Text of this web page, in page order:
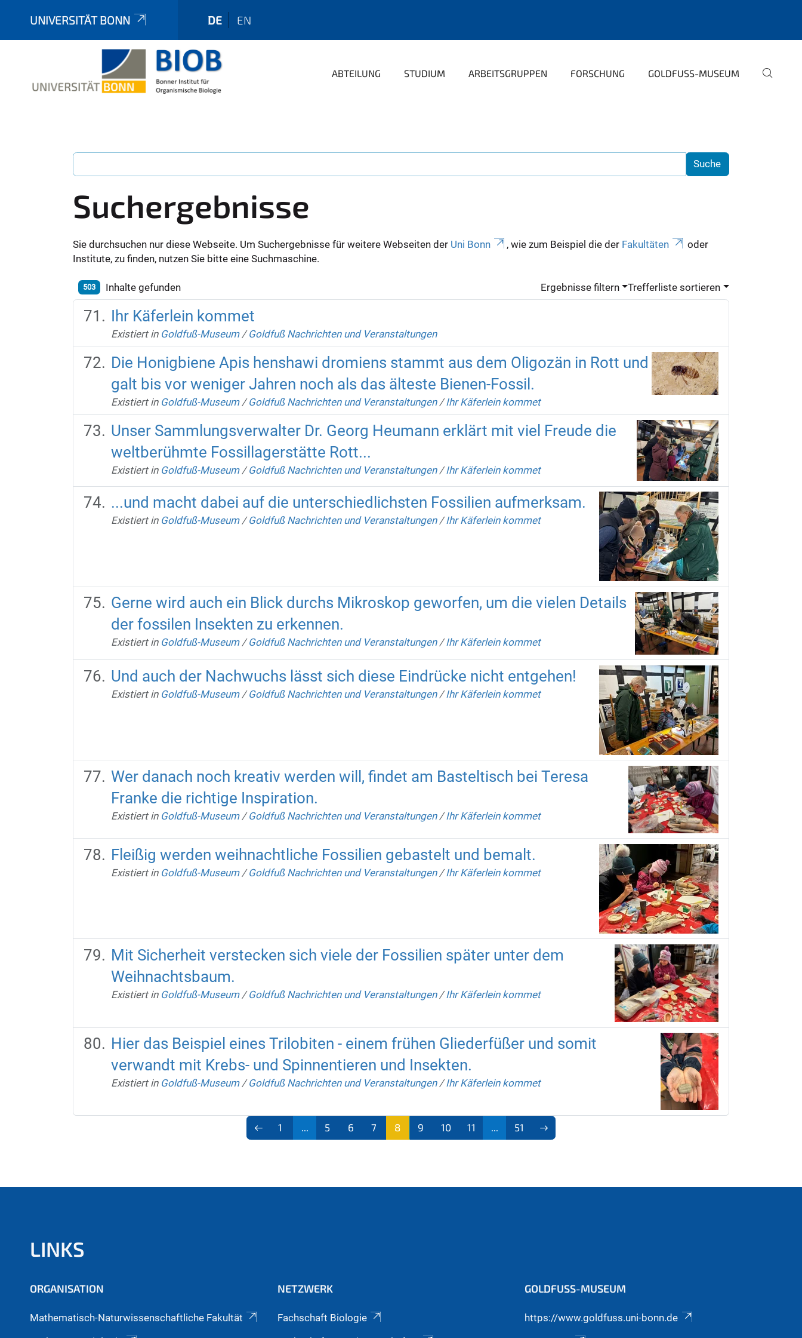
UNIVERSITÄT BONN DE EN
ABTEILUNG STUDIUM ARBEITSGRUPPEN FORSCHUNG GOLDFUSS-MUSEUM
Suchergebnisse
Sie durchsuchen nur diese Webseite. Um Suchergebnisse für weitere Webseiten der Uni Bonn , wie zum Beispiel die der Fakultäten
oder
Institute, zu finden, nutzen Sie bitte eine Suchmaschine.
503 Inhalte gefunden Ergebnisse filtern Trefferliste sortieren
Ihr Käferlein kommet
Existiert in Goldfuß-Museum /Goldfuß Nachrichten und Veranstaltungen
Die Honigbiene Apis henshawi dromiens stammt aus dem Oligozän in Rott und
galt bis vor weniger Jahren noch als das älteste Bienen-Fossil.
Existiert in Goldfuß-Museum /Goldfuß Nachrichten und Veranstaltungen /Ihr Käferlein kommet
Unser Sammlungsverwalter Dr. Georg Heumann erklärt mit viel Freude die
weltberühmte Fossillagerstätte Rott...
Existiert in Goldfuß-Museum /Goldfuß Nachrichten und Veranstaltungen /Ihr Käferlein kommet
...und macht dabei auf die unterschiedlichsten Fossilien aufmerksam.
Existiert in Goldfuß-Museum /Goldfuß Nachrichten und Veranstaltungen /Ihr Käferlein kommet
Gerne wird auch ein Blick durchs Mikroskop geworfen, um die vielen Details
der fossilen Insekten zu erkennen.
Existiert in Goldfuß-Museum /Goldfuß Nachrichten und Veranstaltungen /Ihr Käferlein kommet
Und auch der Nachwuchs lässt sich diese Eindrücke nicht entgehen!
Existiert in Goldfuß-Museum /Goldfuß Nachrichten und Veranstaltungen /Ihr Käferlein kommet
Wer danach noch kreativ werden will, findet am Basteltisch bei Teresa
Franke die richtige Inspiration.
Existiert in Goldfuß-Museum /Goldfuß Nachrichten und Veranstaltungen /Ihr Käferlein kommet
Fleißig werden weihnachtliche Fossilien gebastelt und bemalt.
Existiert in Goldfuß-Museum /Goldfuß Nachrichten und Veranstaltungen /Ihr Käferlein kommet
Mit Sicherheit verstecken sich viele der Fossilien später unter dem
Weihnachtsbaum.
Existiert in Goldfuß-Museum /Goldfuß Nachrichten und Veranstaltungen /Ihr Käferlein kommet
Hier das Beispiel eines Trilobiten - einem frühen Gliederfüßer und somit
verwandt mit Krebs- und Spinnentieren und Insekten.
Existiert in Goldfuß-Museum /Goldfuß Nachrichten und Veranstaltungen /Ihr Käferlein kommet
1 ... 5 6 7
8
9 10 11 ... 51
LINKS
ORGANISATION
Mathematisch-Naturwissenschaftliche Fakultät
NETZWERK
Fachschaft Biologie
GOLDFUSS-MUSEUM
https://www.goldfuss.uni-bonn.de